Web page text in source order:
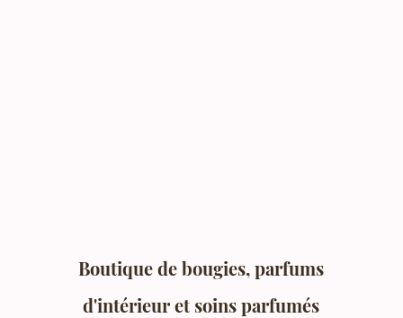
Boutique de bougies, parfums
d'intérieur et soins parfumés